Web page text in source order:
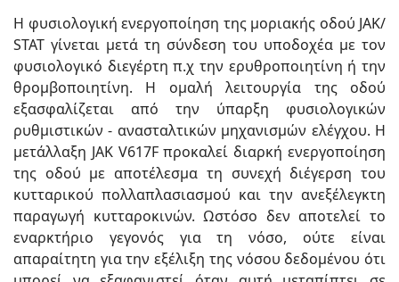
Η φυσιολογική ενεργοποίηση της μοριακής οδού JAK/
STAT γίνεται μετά τη σύνδεση του υποδοχέα με τον
φυσιολογικό διεγέρτη π.χ την ερυθροποιητίνη ή την
θρομβοποιητίνη. Η ομαλή λειτουργία της οδού
εξασφαλίζεται από την ύπαρξη φυσιολογικών
ρυθμιστικών - ανασταλτικών μηχανισμών ελέγχου. Η
μετάλλαξη JAK V617F προκαλεί διαρκή ενεργοποίηση
της οδού με αποτέλεσμα τη συνεχή διέγερση του
κυτταρικού πολλαπλασιασμού και την ανεξέλεγκτη
παραγωγή κυτταροκινών. Ωστόσο δεν αποτελεί το
εναρκτήριο γεγονός για τη νόσο, ούτε είναι
απαραίτητη για την εξέλιξη της νόσου δεδομένου ότι